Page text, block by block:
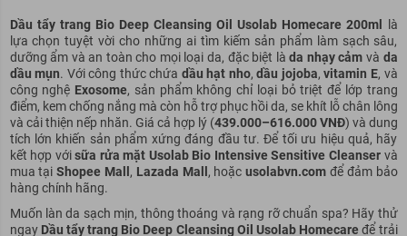
Dầu tẩy trang Bio Deep Cleansing Oil Usolab Homecare 200ml
là
lựa chọn tuyệt vời cho những ai tìm kiếm sản phẩm làm sạch sâu,
dưỡng ẩm và an toàn cho mọi loại da, đặc biệt làda nhạy cảm và da
dầu mụn. Với công thức chứa dầu hạt nho,dầu jojoba,vitamin E, và
công nghệ Exosome, sản phẩm không chỉ loại bỏ triệt để lớp trang
điểm, kem chống nắng mà còn hỗ trợ phục hồi da, se khít lỗ chân lông
và cải thiện nếp nhăn. Giá cả hợp lý (439.000–616.000 VNĐ) và dung
tích lớn khiến sản phẩm xứng đáng đầu tư. Để tối ưu hiệu quả, hãy
kết hợp vớisữa rửa mặt Usolab Bio Intensive Sensitive Cleanservà
mua tạiShopee Mall , Lazada Mall , hoặcusolabvn.com để đảm bảo
hàng chính hãng.
Muốn làn da sạch mịn, thông thoáng và rạng rỡ chuẩn spa? Hãy thử
ngay Dầu tẩy trang Bio Deep Cleansing Oil Usolab Homecare để trải